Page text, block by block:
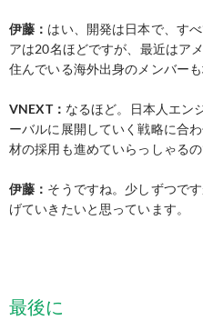
伊藤： はい、開発は日本で、す
アは20名ほどですが、最近はア
住んでいる海外出身のメンバーも
VNEXT： なるほど。日本人エン
ーバルに展開していく戦略に合
材の採用も進めていらっしゃる
伊藤： そうですね。少しずつで
げていきたいと思っています。
最後に